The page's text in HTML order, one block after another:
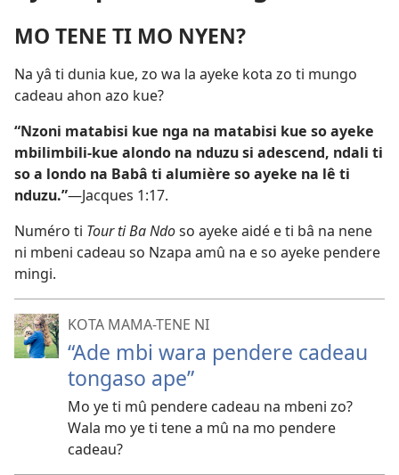
MO TENE TI MO NYEN?
Na yâ ti dunia kue, zo wa la ayeke kota zo ti mungo
cadeau ahon azo kue?
“Nzoni matabisi kue nga na matabisi kue so ayeke
mbilimbili-kue alondo na nduzu si adescend, ndali ti
so a londo na Babâ ti alumière so ayeke na lê ti
nduzu.”​—Jacques 1:17.
Numéro ti Tour ti Ba Ndoso ayeke aidé e ti bâ na nene
ni mbeni cadeau so Nzapa amû na e so ayeke pendere
mingi.
KOTA MAMA-TENE NI
“Ade mbi wara pendere cadeau
tongaso ape”
Mo ye ti mû pendere cadeau na mbeni zo?
Wala mo ye ti tene a mû na mo pendere
cadeau?